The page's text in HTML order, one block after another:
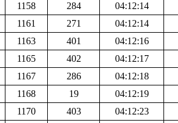
1158 284
04:12:14
1161 271
04:12:14
1163 401
04:12:16
1165 402
04:12:17
1167 286
04:12:18
1168 19
04:12:19
1170 403
04:12:23